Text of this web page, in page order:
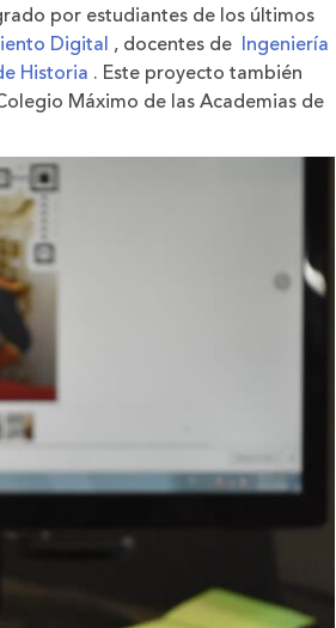
por estudiantes de los últimos
Digital , docentes de Ingeniería
Historia . Este proyecto también
Máximo de las Academias de